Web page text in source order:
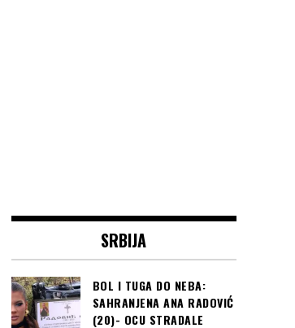
ZAGREB: Kontraverzni
Marko Tompson opet
podijelio Hrvatsku?
“KOCKASTI” deklasirali
Rusiji
SRBIJA
BOL I TUGA DO NEBA:
SAHRANJENA ANA RADOVIĆ
(20)- OCU STRADALE